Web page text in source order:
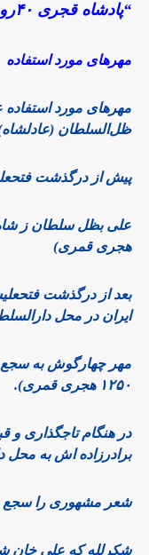
“پادشاه قجری ۴۰روز حکومت”
مهرهای مورد استفاده
مهرهای مورد
ظل‌السلطان
پیش از درگذشت
هجری قمری)
بعد از درگذشت
ایران در محل
مهر چهارگوش به سجع:
۱۲۵۰ هجری قمری).
در هنگام تاجگذاری و
برادرزاده اش به محل
شعر مشهوری را سجع
شکرلله که علی